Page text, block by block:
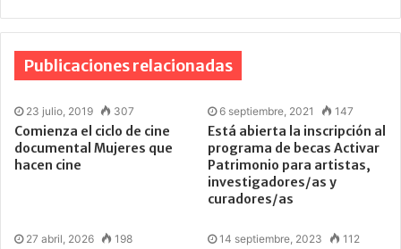
Publicaciones relacionadas
23 julio, 2019 307
Comienza el ciclo de cine
documental Mujeres que
hacen cine
6 septiembre, 2021 147
Está abierta la inscripción al
programa de becas Activar
Patrimonio para artistas,
investigadores/as y
curadores/as
27 abril, 2026 198 14 septiembre, 2023 112